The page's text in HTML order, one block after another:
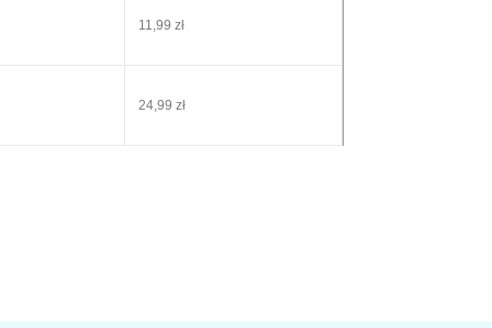
11,99 zł
24,99 zł